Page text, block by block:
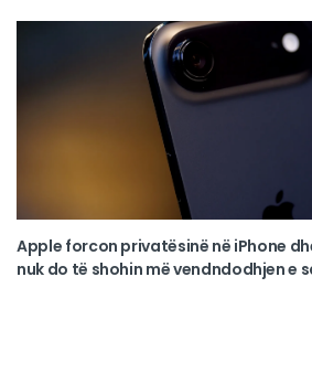
Apple forcon privatësinë në iPhone
nuk do të shohin më vendndodhjen e